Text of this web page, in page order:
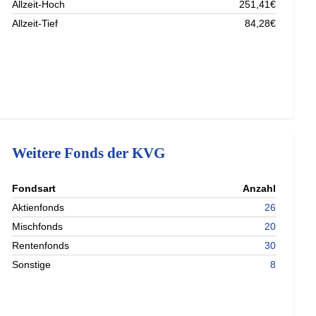
Allzeit-Hoch
251,41€
Allzeit-Tief
84,28€
Weitere Fonds der KVG
Fondsart
Anzahl
Aktienfonds
26
Mischfonds
20
Rentenfonds
30
Sonstige
8